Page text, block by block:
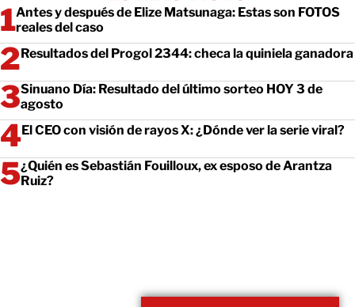
Antes y después de Elize Matsunaga: Estas son FOTOS
reales del caso
Resultados del Progol 2344: checa la quiniela ganadora
Sinuano Día: Resultado del último sorteo HOY 3 de
agosto
El CEO con visión de rayos X: ¿Dónde ver la serie viral?
¿Quién es Sebastián Fouilloux, ex esposo de Arantza
Ruiz?